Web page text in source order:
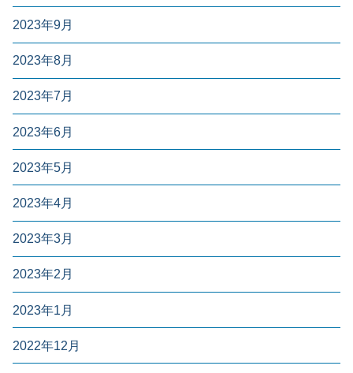
2023年9月
2023年8月
2023年7月
2023年6月
2023年5月
2023年4月
2023年3月
2023年2月
2023年1月
2022年12月